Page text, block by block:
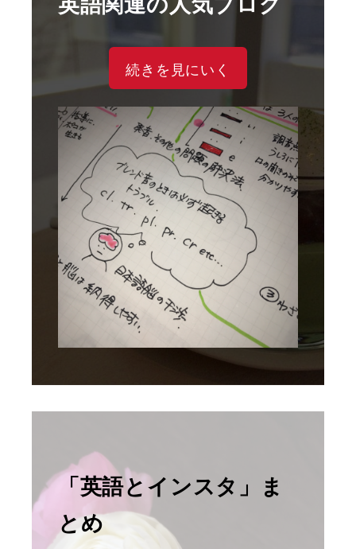
続きを見にいく
「英語とインスタ」ま
とめ